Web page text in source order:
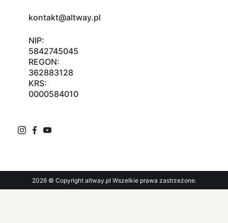
kontakt@altway.pl
NIP:
5842745045
REGON:
362883128
KRS:
0000584010